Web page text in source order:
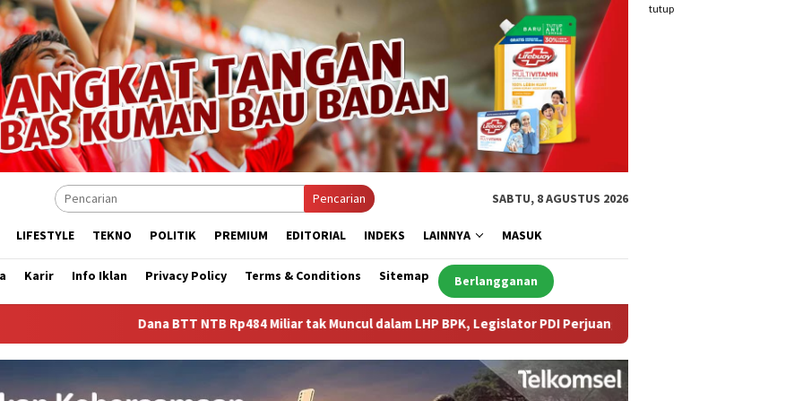
tutup
Pencarian SABTU, 8 AGUSTUS 2026
LIFESTYLE TEKNO POLITIK PREMIUM EDITORIAL INDEKS LAINNYA MASUK
Karir Info Iklan Privacy Policy Terms & Conditions Sitemap Berlangganan
Dana BTT NTB Rp484 Miliar tak Muncul dalam LHP BPK, Legislator PDI Perjuangan Desak Audit Investigatif